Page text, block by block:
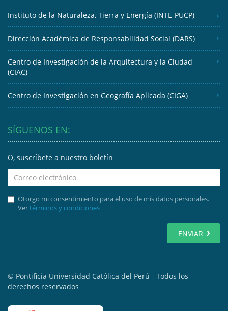
Instituto de la Naturaleza, Tierra y Energía (INTE-PUCP)
Dirección Académica de Responsabilidad Social (DARS)
Centro de Investigación de la Arquitectura y la Ciudad
(CIAC)
Centro de Investigación en Geografía Aplicada (CIGA)
SÍGUENOS EN:
O, suscríbete a nuestro boletín
Otorgo mi consentimiento para el uso de mis datos personales.
Vertérminos y condiciones
ENVIAR
© Pontificia Universidad Católica del Perú - Todos los
derechos reservados